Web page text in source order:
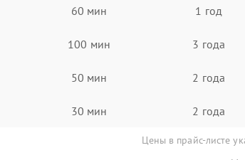
60 мин 1 год
100 мин 3 года
50 мин 2 года
30 мин 2 года
Цены в прайс-листе